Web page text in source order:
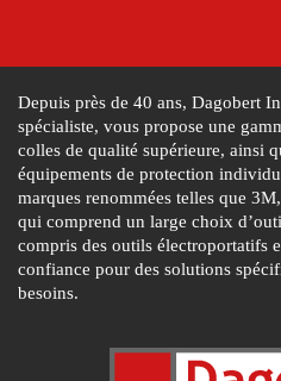
Depuis près de 40 ans, Dagobert
spécialiste, vous propose une
colles de qualité supérieure, ainsi
équipements de protection
marques renommées telles que
qui comprend un large choix
compris des outils électroportatifs
confiance pour des solutions
besoins.